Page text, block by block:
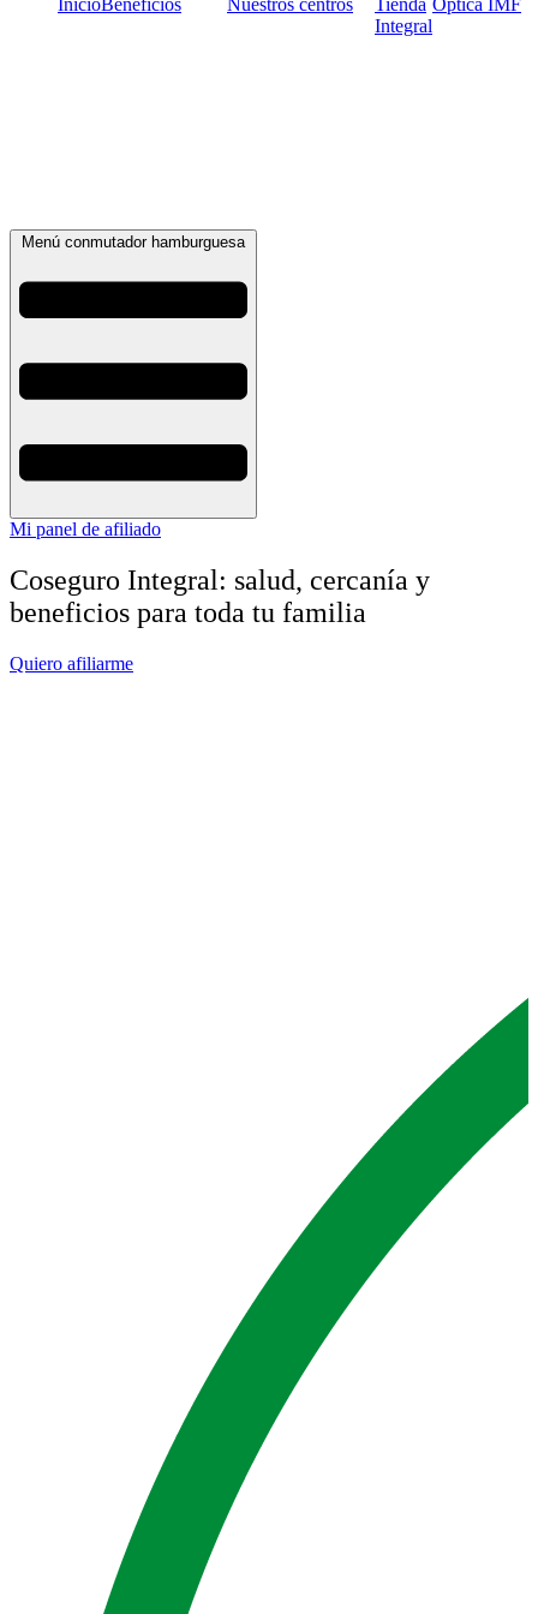
InicioBeneficios Nuestros centros
Tienda
Integral
Óptica IMF
Menú conmutador hamburguesa
Mi panel de afiliado
Coseguro Integral: salud, cercanía y
beneficios para toda tu familia
Quiero afiliarme